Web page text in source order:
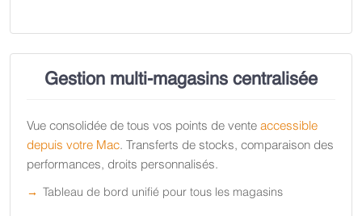
Gestion multi-magasins centralisée
Vue consolidée de tous vos points de vente accessible
depuis votre Mac. Transferts de stocks, comparaison des
performances, droits personnalisés.
Tableau de bord unifié pour tous les magasins